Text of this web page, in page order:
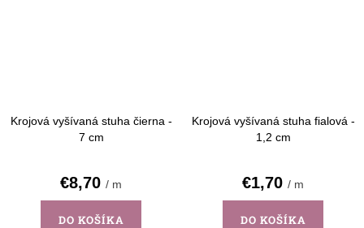
Krojová vyšívaná stuha čierna -
7 cm
€8,70 / m
DO KOŠÍKA
Krojová vyšívaná stuha fialová -
1,2 cm
€1,70 / m
DO KOŠÍKA